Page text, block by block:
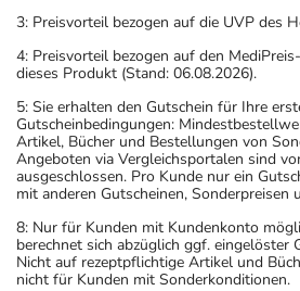
3: Preisvorteil bezogen auf die UVP des
4: Preisvorteil bezogen auf den
dieses Produkt (Stand: 06.08.2026).
5: Sie erhalten den Gutschein für Ihre
Gutscheinbedingungen:
Artikel, Bücher und Bestellungen von
Angeboten via Vergleichsportalen sind
ausgeschlossen. Pro Kunde nur ein
mit anderen Gutscheinen, Sonderpreisen
8: Nur für Kunden mit Kundenkonto
berechnet sich abzüglich ggf. eingelöster
Nicht auf rezeptpflichtige Artikel und
nicht für Kunden mit Sonderkonditionen.